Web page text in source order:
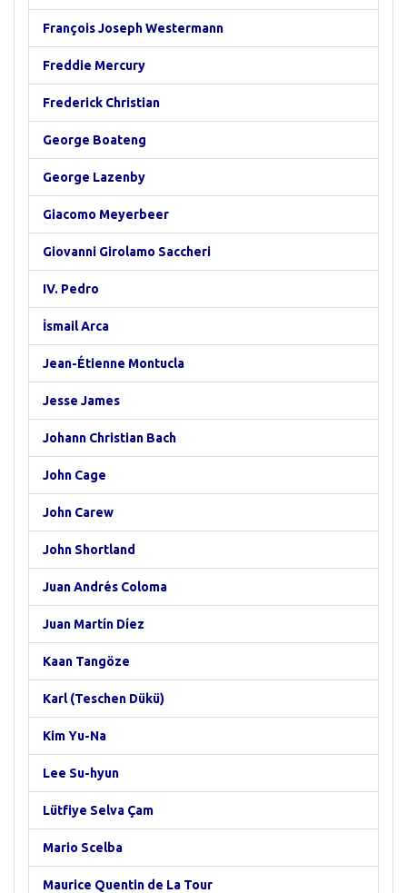
François Joseph Westermann
Freddie Mercury
Frederick Christian
George Boateng
George Lazenby
Giacomo Meyerbeer
Giovanni Girolamo Saccheri
IV. Pedro
İsmail Arca
Jean-Étienne Montucla
Jesse James
Johann Christian Bach
John Cage
John Carew
John Shortland
Juan Andrés Coloma
Juan Martín Díez
Kaan Tangöze
Karl (Teschen Dükü)
Kim Yu-Na
Lee Su-hyun
Lütfiye Selva Çam
Mario Scelba
Maurice Quentin de La Tour